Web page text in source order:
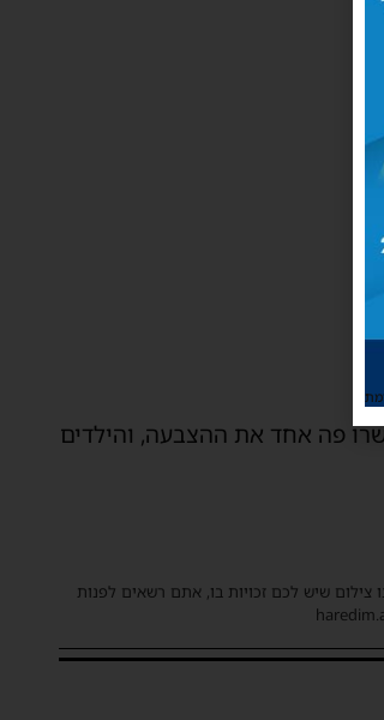
פה אחד את ההצבעה, והילדים
צילום שיש לכם זכויות בו, אתם רשאים לפנות